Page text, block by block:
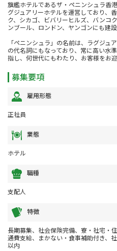
旗艦ホテルであるザ・ペニンシュラ香
グジュアリーホテルを運営しており、
ク、シカゴ、ビバリーヒルズ、バンコ
ンブール、ロンドン、ヤンゴンにも建設
「ペニンシュラ」の名前は、ラグジュ
の代名詞にもなっており、常に高い水
指し、何世代にもわたり、お客様をお迎
募集要項
雇用形態
正社員
業態
ホテル
職種
支配人
特徴
長期募集、社会保険完備、寮・社宅・
通費支給、まかない・食事補助付き、
以内